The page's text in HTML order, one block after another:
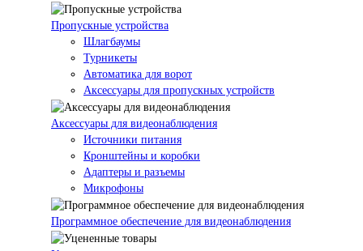
Пропускные устройства
Шлагбаумы
Турникеты
Автоматика для ворот
Аксессуары для пропускных устройств
Аксессуары для видеонаблюдения
Источники питания
Кронштейны и коробки
Адаптеры и разъемы
Микрофоны
Программное обеспечение для видеонаблюдения